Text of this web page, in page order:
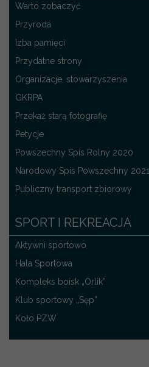
Warto zobaczyć
Przyroda
Izba pamięci
Przydatne strony
Organizacje, stowarzyszenia
GKRPA
Przekaż starą fotografię
Petycje
Powszechny Spis Rolny 2020
Narodowy Spis Powszechny 2021
Publiczny transport zbiorowy
SPORT I REKREACJA
Aktywni sportowo
Hala Sportowa
Kompleks boisk „Orlik”
Klub sportowy „Sęp”
Koło PZW